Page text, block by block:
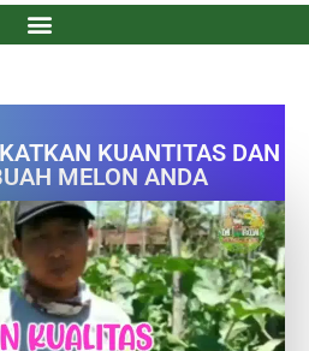
KUANTITAS DAN
MELON ANDA